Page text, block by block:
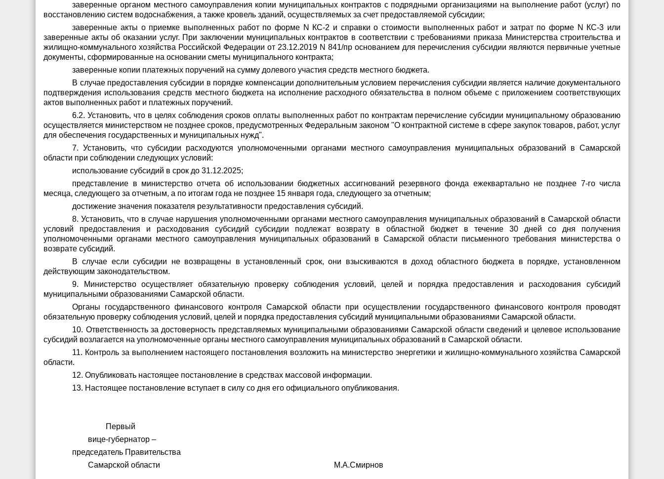
заверенные органом местного самоуправления копии муниципальных контрактов с подрядными организациями на выполнение работ (услуг) по
восстановлению систем водоснабжения, а также кровель зданий, осуществляемых за счет предоставляемой субсидии;
заверенные акты о приемке выполненных работ по форме N КС-2 и справки о стоимости выполненных работ и затрат по форме N КС-3 или
заверенные акты об оказании услуг. При заключении муниципальных контрактов в соответствии с требованиями приказа Министерства строительства и
жилищно-коммунального хозяйства Российской Федерации от 23.12.2019 N 841/пр основанием для перечисления субсидии являются первичные учетные
документы, сформированные на основании сметы муниципального контракта;
заверенные копии платежных поручений на сумму долевого участия средств местного бюджета.
В случае предоставления субсидии в порядке компенсации дополнительным условием перечисления субсидии является наличие документального
подтверждения использования средств местного бюджета на исполнение расходного обязательства в полном объеме с приложением соответствующих
актов выполненных работ и платежных поручений.
6.2. Установить, что в целях соблюдения сроков оплаты выполненных работ по контрактам перечисление субсидии муниципальному образованию
осуществляется министерством не позднее сроков, предусмотренных Федеральным законом "О контрактной системе в сфере закупок товаров, работ, услуг
для обеспечения государственных и муниципальных нужд".
7. Установить, что субсидии расходуются уполномоченными органами местного самоуправления муниципальных образований в Самарской
области при соблюдении следующих условий:
использование субсидий в срок до 31.12.2025;
представление в министерство отчета об использовании бюджетных ассигнований резервного фонда ежеквартально не позднее 7-го числа
месяца, следующего за отчетным, а по итогам года не позднее 15 января года, следующего за отчетным;
достижение значения показателя результативности предоставления субсидий.
8. Установить, что в случае нарушения уполномоченными органами местного самоуправления муниципальных образований в Самарской области
условий предоставления и расходования субсидий субсидии подлежат возврату в областной бюджет в течение 30 дней со дня получения
уполномоченными органами местного самоуправления муниципальных образований в Самарской области письменного требования министерства о
возврате субсидий.
В случае если субсидии не возвращены в установленный срок, они взыскиваются в доход областного бюджета в порядке, установленном
действующим законодательством.
9. Министерство осуществляет обязательную проверку соблюдения условий, целей и порядка предоставления и расходования субсидий
муниципальными образованиями Самарской области.
Органы государственного финансового контроля Самарской области при осуществлении государственного финансового контроля проводят
обязательную проверку соблюдения условий, целей и порядка предоставления субсидий муниципальными образованиями Самарской области.
10. Ответственность за достоверность представляемых муниципальными образованиями Самарской области сведений и целевое использование
субсидий возлагается на уполномоченные органы местного самоуправления муниципальных образований в Самарской области.
11. Контроль за выполнением настоящего постановления возложить на министерство энергетики и жилищно-коммунального хозяйства Самарской
области.
12. Опубликовать настоящее постановление в средствах массовой информации.
13. Настоящее постановление вступает в силу со дня его официального опубликования.
Первый
вице-губернатор –
председатель Правительства
Самарской области М.А.Смирнов